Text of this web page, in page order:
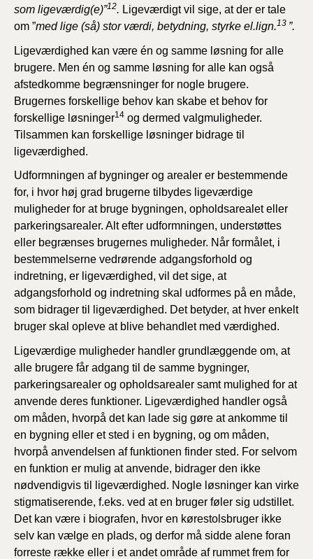
som ligeværdig(e)”12. Ligeværdigt vil sige, at der er tale
om ”med lige (så) stor værdi, betydning, styrke el.lign.13 ”.
Ligeværdighed kan være én og samme løsning for alle
brugere. Men én og samme løsning for alle kan også
afstedkomme begrænsninger for nogle brugere.
Brugernes forskellige behov kan skabe et behov for
forskellige løsninger14 og dermed valgmuligheder.
Tilsammen kan forskellige løsninger bidrage til
ligeværdighed.
Udformningen af bygninger og arealer er bestemmende
for, i hvor høj grad brugerne tilbydes ligeværdige
muligheder for at bruge bygningen, opholdsarealet eller
parkeringsarealer. Alt efter udformningen, understøttes
eller begrænses brugernes muligheder. Når formålet, i
bestemmelserne vedrørende adgangsforhold og
indretning, er ligeværdighed, vil det sige, at
adgangsforhold og indretning skal udformes på en måde,
som bidrager til ligeværdighed. Det betyder, at hver enkelt
bruger skal opleve at blive behandlet med værdighed.
Ligeværdige muligheder handler grundlæggende om, at
alle brugere får adgang til de samme bygninger,
parkeringsarealer og opholdsarealer samt mulighed for at
anvende deres funktioner. Ligeværdighed handler også
om måden, hvorpå det kan lade sig gøre at ankomme til
en bygning eller et sted i en bygning, og om måden,
hvorpå anvendelsen af funktionen finder sted. For selvom
en funktion er mulig at anvende, bidrager den ikke
nødvendigvis til ligeværdighed. Nogle løsninger kan virke
stigmatiserende, f.eks. ved at en bruger føler sig udstillet.
Det kan være i biografen, hvor en kørestolsbruger ikke
selv kan vælge en plads, og derfor må sidde alene foran
forreste række eller i et andet område af rummet frem for